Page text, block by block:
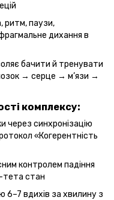
ритм, паузи,
дихання в
бачити й тренувати
→ серце → м’язи →
комплексу:
через синхронізацію
«Когерентність
контролем падіння
тета стан
6–7 вдихів за хвилину з